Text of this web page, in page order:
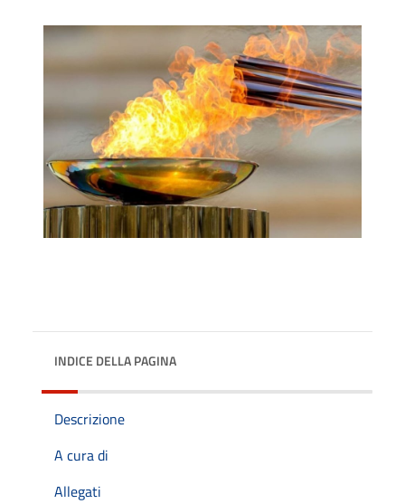
INDICE DELLA PAGINA
Descrizione
A cura di
Allegati